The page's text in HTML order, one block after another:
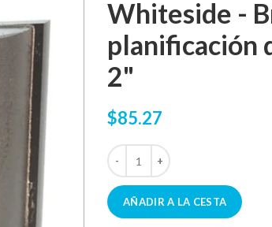
Whiteside -
planificación
2"
$85.27
AÑADIR A LA CESTA